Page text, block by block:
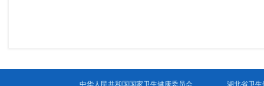
中华人民共和国国家卫生健康委员会 湖北省卫